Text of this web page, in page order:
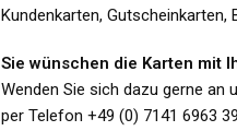
Kundenkarten, Gutscheinkarten,
Sie wünschen die Karten mit
Wenden Sie sich dazu gerne an
per Telefon +49 (0) 7141 6963